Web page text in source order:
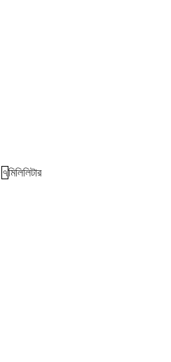
৭মিলিলিটার